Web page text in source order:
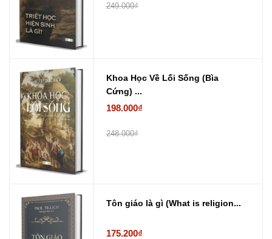
249.000₫
Khoa Học Về Lối Sống (Bìa
Cứng) ...
198.000₫
248.000₫
Tôn giáo là gì (What is religion...
175.200₫